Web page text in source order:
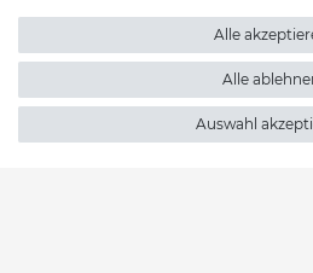
Netshop 25
Netshop
Alle
Alle
Auswahl